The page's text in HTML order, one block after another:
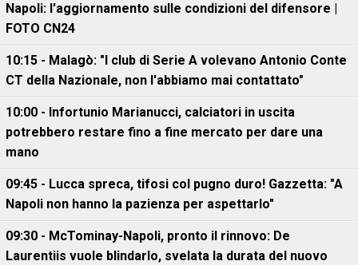
Napoli: l'aggiornamento sulle condizioni del difensore |
FOTO CN24
10:15 - Malagò: "I club di Serie A volevano Antonio Conte
CT della Nazionale, non l'abbiamo mai contattato"
10:00 - Infortunio Marianucci, calciatori in uscita
potrebbero restare fino a fine mercato per dare una
mano
09:45 - Lucca spreca, tifosi col pugno duro! Gazzetta: "A
Napoli non hanno la pazienza per aspettarlo"
09:30 - McTominay-Napoli, pronto il rinnovo: De
Laurentiis vuole blindarlo, svelata la durata del nuovo